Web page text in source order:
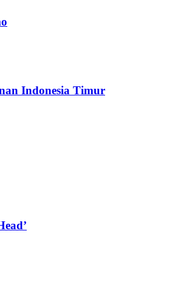
Indonesia Timur